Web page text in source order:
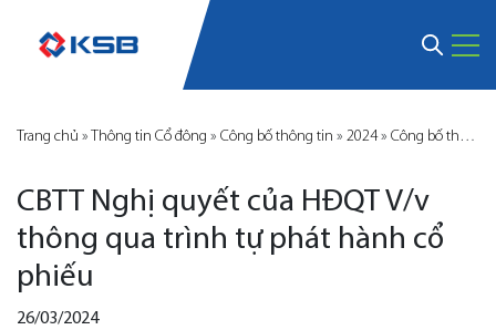
Trang chủ » Thông tin Cổ đông » Công bố thông tin » 2024» Công bố thông tin KSB
CBTT Nghị quyết của HĐQT V/v
thông qua trình tự phát hành cổ
phiếu
26/03/2024